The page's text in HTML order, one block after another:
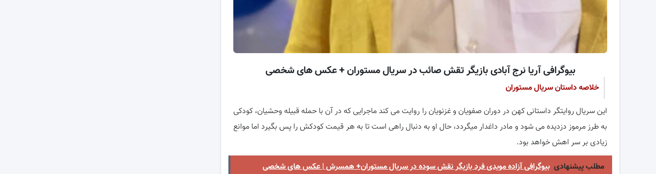
بیوگرافی آریا نرج آبادی بازیگر تقش صائب در سریال مستوران + عکس های شخصی
خلاصه داستان سریال مستوران
این سریال روایتگر داستانی کهن در دوران صفویان و غزنویان را روایت می کند ماجرایی که در آن با حمله قبیله وحشیان، کودکی
به طرز مرموز دزدیده می شود و مادر داغدار میگردد، حال او به دنبال راهی است تا به هر قیمت کودکش را پس بگیرد اما موانع
زیادی بر سر اهش خواهد بود.
مطلب پیشنهادی بیوگرافی آزاده مویدی فرد بازیگر نقش سوده در سریال مستوران+ همسرش | عکس های شخصی